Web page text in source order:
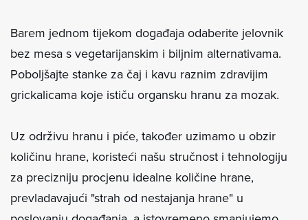
Barem jednom tijekom događaja odaberite jelovnik
bez mesa s vegetarijanskim i biljnim alternativama.
Poboljšajte stanke za čaj i kavu raznim zdravijim
grickalicama koje ističu organsku hranu za mozak.
Uz održivu hranu i piće, također uzimamo u obzir
količinu hrane, koristeći našu stručnost i tehnologiju
za precizniju procjenu idealne količine hrane,
prevladavajući "strah od nestajanja hrane" u